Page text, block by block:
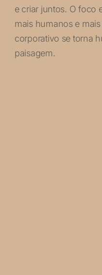
e criar juntos. O foco
mais humanos e
corporativo se torna
paisagem.